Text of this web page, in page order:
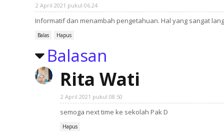
2 April 2021 pukul 06.24
Informatif dan menambah pengetahuan. Hal yang sangat
Balas Hapus
Balasan
Rita Wati
2 April 2021 pukul 08.50
semoga next time ke sekolah Pak D
Hapus